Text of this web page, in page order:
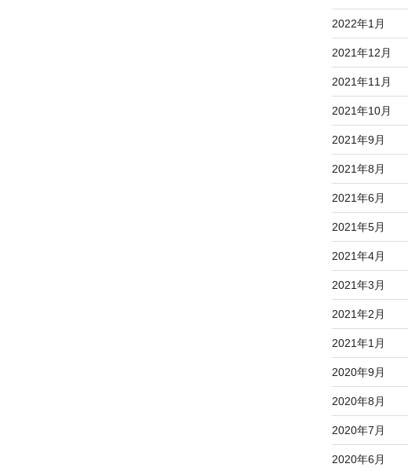
2022年1月
2021年12月
2021年11月
2021年10月
2021年9月
2021年8月
2021年6月
2021年5月
2021年4月
2021年3月
2021年2月
2021年1月
2020年9月
2020年8月
2020年7月
2020年6月